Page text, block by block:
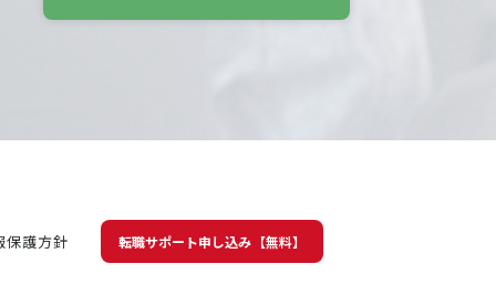
保護方針 転職サポート申し込み【無料】